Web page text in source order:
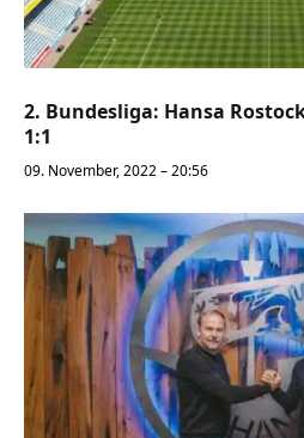
2. Bundesliga: Hansa
1:1
09. November, 2022 – 20:56